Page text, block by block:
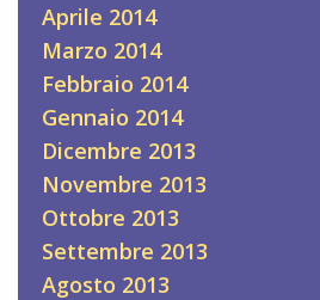
Aprile 2014
Marzo 2014
Febbraio 2014
Gennaio 2014
Dicembre 2013
Novembre 2013
Ottobre 2013
Settembre 2013
Agosto 2013